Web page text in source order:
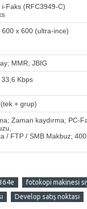
i-Faks (RFC3949-C)
600 x 600 (ultra-ince)
MMR; JBIG
33,6 Kbps
+ grup)
Zaman kaydırma; PC-
/ FTP / SMB Makbuz;
fotokopi makinesi
Develop satış noktası